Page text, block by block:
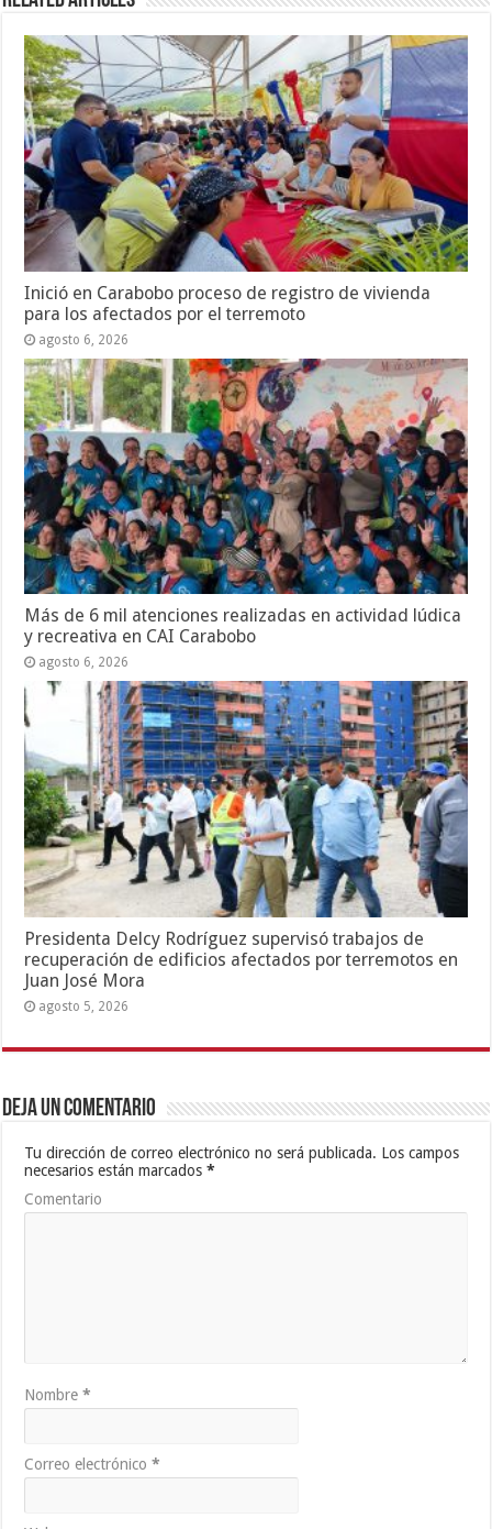
Inició en Carabobo proceso de registro de vivienda
para los afectados por el terremoto
agosto 6, 2026
Más de 6 mil atenciones realizadas en actividad lúdica
y recreativa en CAI Carabobo
agosto 6, 2026
Presidenta Delcy Rodríguez supervisó trabajos de
recuperación de edificios afectados por terremotos en
Juan José Mora
agosto 5, 2026
Deja un comentario
Tu dirección de correo electrónico no será publicada. Los campos
necesarios están marcados*
Comentario
Nombre*
Correo electrónico*